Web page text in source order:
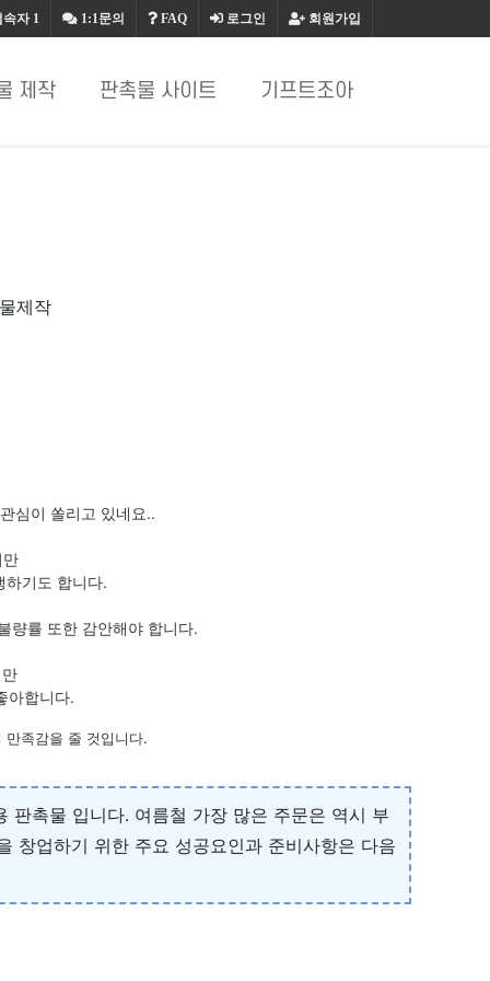
회원가입
로그인
FAQ
1:1문의
속자1
제작 판촉물 사이트 기프트조아
제작
심이 쏠리고 있네요..
기도 합니다.
량률 또한 감안해야 합니다.
아합니다.
족감을 줄 것입니다.
판촉물 입니다. 여름철 가장 많은 주문은 역시 부
창업하기 위한 주요 성공요인과 준비사항은 다음